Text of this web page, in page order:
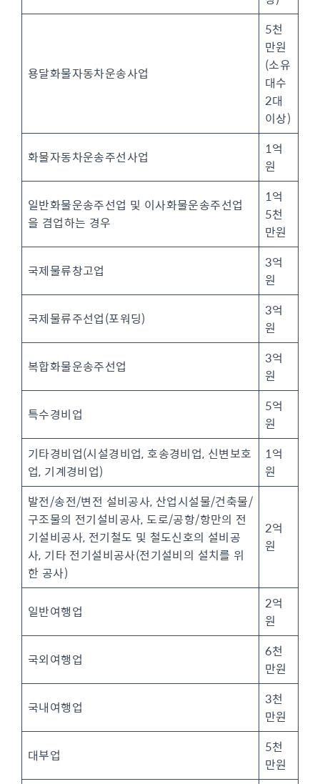
용달화물자동차운송사업
5천
만원
(소유
대수
2대
이상)
화물자동차운송주선사업
1억
원
일반화물운송주선업 및 이사화물운송주선업
을 겸업하는 경우
1억
5천
만원
국제물류창고업
3억
원
국제물류주선업(포워딩)
3억
원
복합화물운송주선업
3억
원
특수경비업
5억
원
기타경비업(시설경비업, 호송경비업, 신변보호
업, 기계경비업)
1억
원
발전/송전/변전 설비공사, 산업시설물/건축물/
구조물의 전기설비공사, 도로/공항/항만의 전
기설비공사, 전기철도 및 철도신호의 설비공
사, 기타 전기설비공사(전기설비의 설치를 위
한 공사)
2억
원
일반여행업
2억
원
국외여행업
6천
만원
국내여행업
3천
만원
대부업
5천
만원